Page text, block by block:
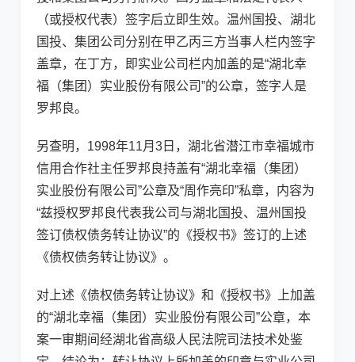
（或授权代表）签字后立即生效。温州国投、湖北
国投、集团公司分别在甲乙丙三方当事人栏内签字
盖章，在丁方，即实业公司栏内加盖的是“湖北幸
福（集团）实业股份有限公司”的公章，签字人是
罗邦良。
另查明，1998年11月3日，湖北省潜江市幸福城市
信用合作社主任罗邦良持盖有“湖北幸福（集团）
实业股份有限公司”公章及“周作亮印”私章，内容为
“兹授权罗邦良代表我公司与湖北国投、温州国投
签订债权债务转让协议”的《授权书》签订的上述
《债权债务转让协议》。
对上述《债权债务转让协议》和《授权书》上加盖
的“湖北幸福（集团）实业股份有限公司”公章，本
案一审期间经湖北省高级人民法院司法技术处鉴